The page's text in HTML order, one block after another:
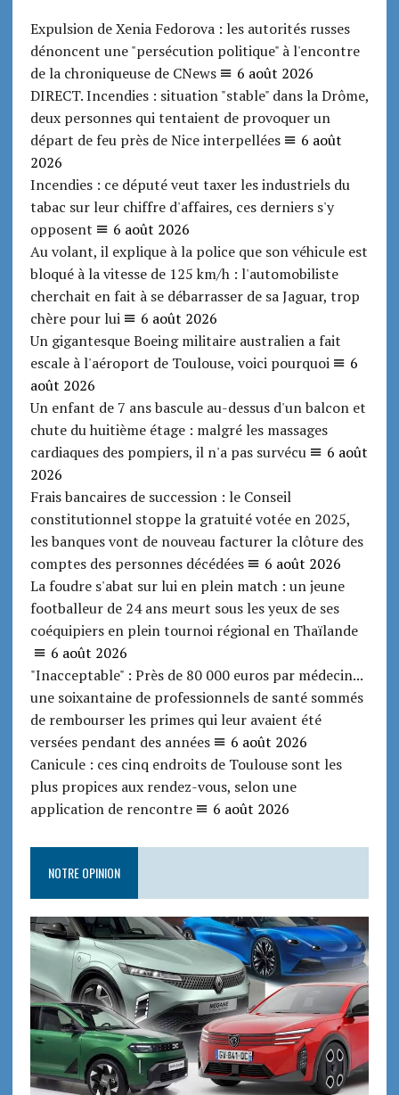
Expulsion de Xenia Fedorova : les autorités russes
dénoncent une "persécution politique" à l'encontre
de la chroniqueuse de CNews
6 août 2026
DIRECT. Incendies : situation "stable" dans la Drôme,
deux personnes qui tentaient de provoquer un
départ de feu près de Nice interpellées
6 août
2026
Incendies : ce député veut taxer les industriels du
tabac sur leur chiffre d'affaires, ces derniers s'y
opposent
6 août 2026
Au volant, il explique à la police que son véhicule est
bloqué à la vitesse de 125 km/h : l'automobiliste
cherchait en fait à se débarrasser de sa Jaguar, trop
chère pour lui
6 août 2026
Un gigantesque Boeing militaire australien a fait
escale à l'aéroport de Toulouse, voici pourquoi
6
août 2026
Un enfant de 7 ans bascule au-dessus d'un balcon et
chute du huitième étage : malgré les massages
cardiaques des pompiers, il n'a pas survécu
6 août
2026
Frais bancaires de succession : le Conseil
constitutionnel stoppe la gratuité votée en 2025,
les banques vont de nouveau facturer la clôture des
comptes des personnes décédées
6 août 2026
La foudre s'abat sur lui en plein match : un jeune
footballeur de 24 ans meurt sous les yeux de ses
coéquipiers en plein tournoi régional en Thaïlande
6 août 2026
"Inacceptable" : Près de 80 000 euros par médecin...
une soixantaine de professionnels de santé sommés
de rembourser les primes qui leur avaient été
versées pendant des années
6 août 2026
Canicule : ces cinq endroits de Toulouse sont les
plus propices aux rendez-vous, selon une
application de rencontre
6 août 2026
NOTRE OPINION